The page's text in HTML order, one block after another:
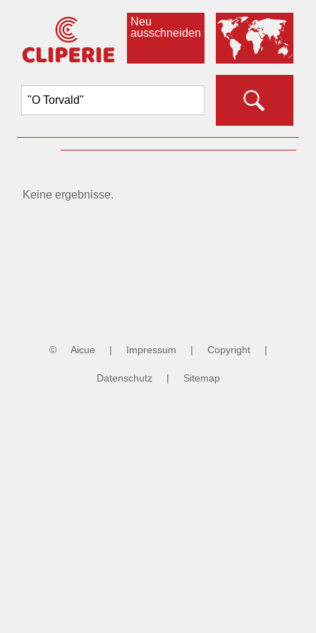
Neu
ausschneiden
Keine ergebnisse.
© Aicue | Impressum | Copyright |
Datenschutz | Sitemap